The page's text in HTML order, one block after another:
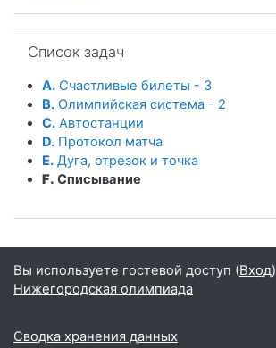
Список задач
A. Счастливые билеты - 3
B. Олимпийская система - 2
C. Автостанции
D. Протокол матча
E. Дуга, отрезок и точка
F. Списывание
Вы используете гостевой доступ (Вход)
Нижегородская олимпиада
Сводка хранения данных